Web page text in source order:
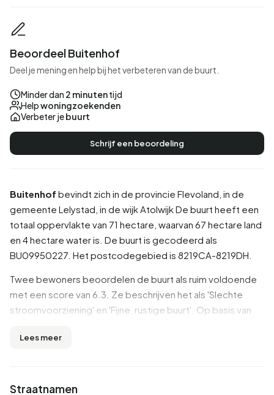
Buitenhof bevindt zich in de provincie Flevoland , in de
gemeente Lelystad , in de wijkAtolwijkDe buurt heeft een
totaal oppervlakte van 71 hectare, waarvan 67 hectare land
en 4 hectare water is. De buurt is gecodeerd als
BU09950227. Het postcodegebied is 8219CA-8219DH.
Twee bewoners beoordelen de buurt als ruim voldoende
met een score van 6.3. Ze beschrijven het als 'Slechte
stroomvoorziening' en 'Fijne, rustige buurt'. Op basis van
duidelijke trends zichtbaar in deze buurt.
Buitenhof telt 1.200 inwoners. Hiervan is 51,7% man en
Lees meer
Straatnamen
Beoordeel Buitenhof
Deel je mening en help bij het verbeteren van de buurt.
Minder dan 2 minutentijd
Helpwoningzoekenden
Verbeter jebuurt
Schrijf een beoordeling